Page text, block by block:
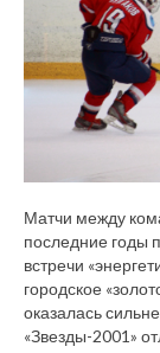
Матчи между
последние годы
встречи
городское
оказалась
«Звезды-2001»